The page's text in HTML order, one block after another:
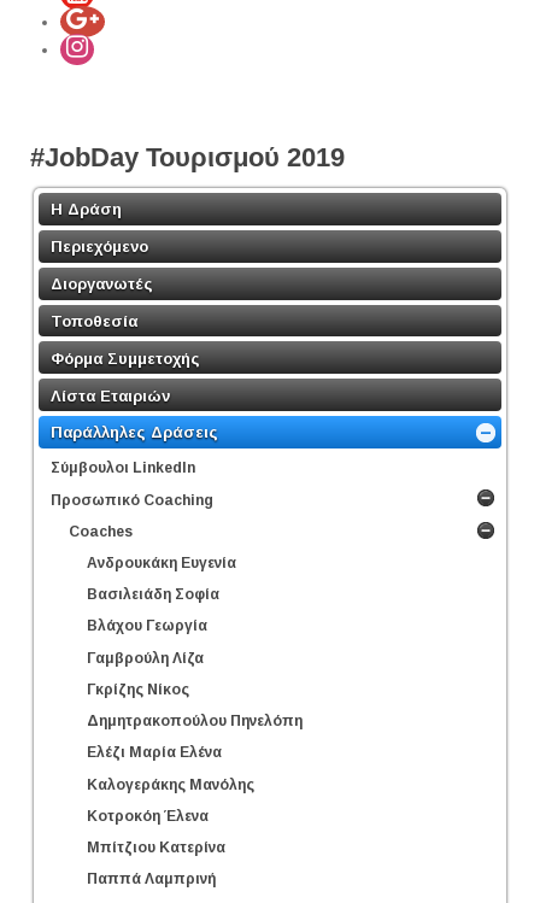
#JobDay Τουρισμού 2019
Η Δράση
Περιεχόμενο
Διοργανωτές
Τοποθεσία
Φόρμα Συμμετοχής
Λίστα Εταιριών
Παράλληλες Δράσεις
Σύμβουλοι LinkedΙn
Προσωπικό Coaching
Coaches
Ανδρουκάκη Ευγενία
Βασιλειάδη Σοφία
Βλάχου Γεωργία
Γαμβρούλη Λίζα
Γκρίζης Νίκος
Δημητρακοπούλου Πηνελόπη
Ελέζι Μαρία Ελένα
Καλογεράκης Μανόλης
Κοτροκόη Έλενα
Μπίτζιου Κατερίνα
Παππά Λαμπρινή